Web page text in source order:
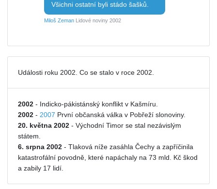
Všichni ostatní byli stádo šašků.
Miloš Zeman Lidové noviny 2002
Události roku 2002. Co se stalo v roce 2002.
2002 - Indicko-pákistánský konflikt v Kašmíru.
2002 - 2007 První občanská válka v Pobřeží slonoviny.
20. května 2002 - Východní Timor se stal nezávislým
státem.
6. srpna 2002 - Tlaková níže zasáhla Čechy a zapříčinila
katastrofální povodně, které napáchaly na 73 mld. Kč škod
a zabily 17 lidí.